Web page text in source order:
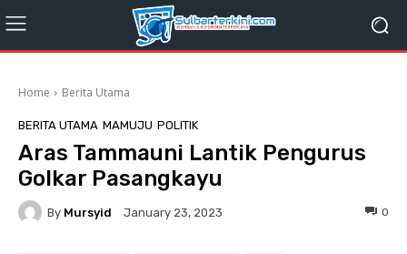
Home Berita Utama
BERITA UTAMA MAMUJU POLITIK
Aras Tammauni Lantik Pengurus
Golkar Pasangkayu
By Mursyid January 23, 2023 0